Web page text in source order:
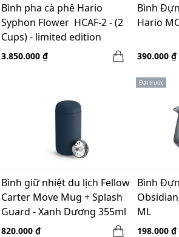
Bình pha cà phê Hario
Syphon Flower HCAF-2 - (2
Cups) - limited edition
3.850.000 ₫
Bình
Hario
390.000 ₫
Bình giữ nhiệt du lịch Fellow
Carter Move Mug + Splash
Guard - Xanh Dương 355ml
820.000 ₫
Đặt trước
Bình
ML
198.000 ₫